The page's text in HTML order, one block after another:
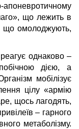
що лежить в
що омолоджують,
однаково –
дією, а
мобілізує
цілу «армію
щось лагодять,
– гарного
метаболізму.